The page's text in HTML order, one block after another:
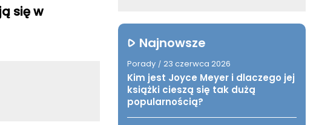
się w
Najnowsze
Porady / 23 czerwca 2026
Kim jest Joyce Meyer i dlaczego jej
książki cieszą się tak dużą
popularnością?